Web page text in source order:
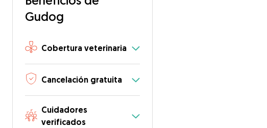
Gudog
Cobertura veterinaria
Cancelación gratuita
Cuidadores
verificados